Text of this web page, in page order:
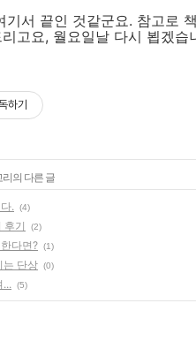
기서 끝인 것같군요. 참고로
고요, 월요일날 다시 뵙겠
하기
의 다른 글
. (4)
후기 (2)
다면? (1)
는 단상 (0)
... (5)